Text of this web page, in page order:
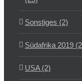
Sonstiges (2)
Südafrika 2019
USA (2)